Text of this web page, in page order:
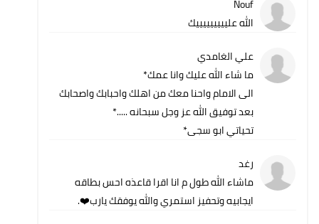
Nouf
الله عليييييييييك
علي الغامدي
ما شاء الله عليك وانا عمك*
الى الامام واحنا معك من اهلك واحبابك واصحابك
بعد توفيق الله عز وجل سبحانه .....*
تحياتي ابو سجى*
رغد
ماشاء الله طول م انا اقرا قاعذه احس بطاقه
ايجابيه وتحفيز استمري والله يوفقك يارب❤️.